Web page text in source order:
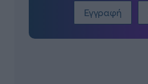
Εγγραφή